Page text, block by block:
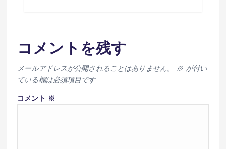
コメントを残す
メールアドレスが公開されることはありません。 ※が付い
ている欄は必須項目です
コメント ※